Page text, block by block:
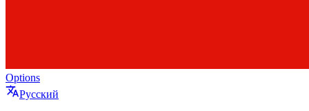
Options
Русский